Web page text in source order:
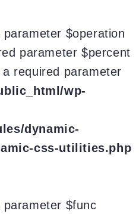
parameter $operation
parameter $percent
required parameter
wp-
dynamic-
css-utilities.php
parameter $func